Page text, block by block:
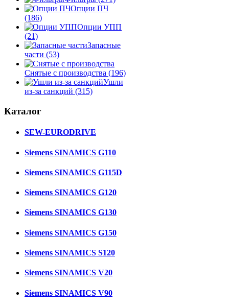
Опции ПЧ
(186)
Опции УПП
(21)
Запасные
части (53)
Снятые с производства (196)
Ушли
из-за санкций (315)
Каталог
SEW-EURODRIVE
Siemens SINAMICS G110
Siemens SINAMICS G115D
Siemens SINAMICS G120
Siemens SINAMICS G130
Siemens SINAMICS G150
Siemens SINAMICS S120
Siemens SINAMICS V20
Siemens SINAMICS V90